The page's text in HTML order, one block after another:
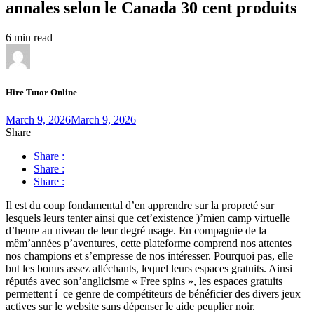
annales selon le Canada 30 cent produits
6 min read
Hire Tutor Online
March 9, 2026March 9, 2026
Share
Share :
Share :
Share :
Il est du coup fondamental d’en apprendre sur la propreté sur
lesquels leurs tenter ainsi que cet’existence )’mien camp virtuelle
d’heure au niveau de leur degré usage. En compagnie de la
mêm’années p’aventures, cette plateforme comprend nos attentes
nos champions et s’empresse de nos intéresser. Pourquoi pas, elle
but les bonus assez alléchants, lequel leurs espaces gratuits. Ainsi
réputés avec son’anglicisme « Free spins », les espaces gratuits
permettent í ce genre de compétiteurs de bénéficier des divers jeux
actives sur le website sans dépenser le aide peuplier noir.